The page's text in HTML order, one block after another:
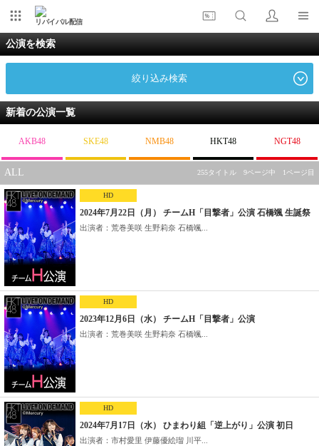
リバイバル配信
公演を検索
絞り込み検索
新着の公演一覧
AKB48 SKE48 NMB48 HKT48 NGT48
ALL 255タイトル 9ページ中 1ページ目
HD
2024年7月22日（月） チームH「目撃者」公演 石橋颯 生誕祭
出演者：荒巻美咲 生野莉奈 石橋颯...
HD
2023年12月6日（水） チームH「目撃者」公演
出演者：荒巻美咲 生野莉奈 石橋颯...
HD
2024年7月17日（水） ひまわり組「逆上がり」公演 初日
出演者：市村愛里 伊藤優絵瑠 川平...